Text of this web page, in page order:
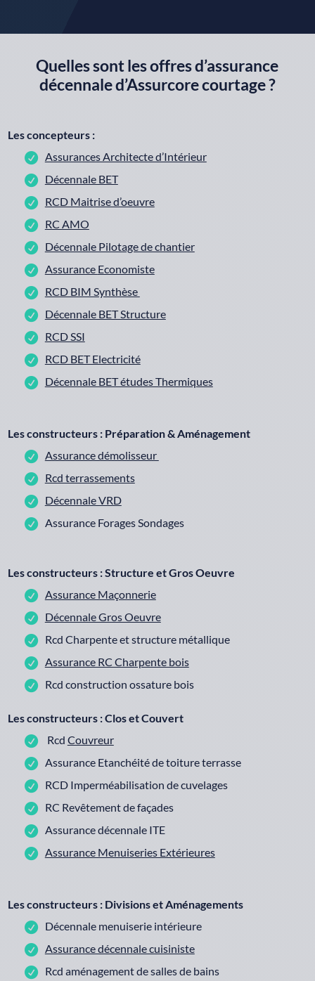
Quelles sont les offres d’assurance
décennale d’Assurcore courtage ?
Les concepteurs :
Assurances Architecte d’Intérieur
Décennale BET
RCD Maitrise d’oeuvre
RC AMO
Décennale Pilotage de chantier
Assurance Economiste
RCD BIM Synthèse
Décennale BET Structure
RCD SSI
RCD BET Electricité
Décennale BET études Thermiques
Les constructeurs : Préparation & Aménagement
Assurance démolisseur
Rcd terrassements
Décennale VRD
Assurance Forages Sondages
Les constructeurs : Structure et Gros Oeuvre
Assurance Maçonnerie
Décennale Gros Oeuvre
Rcd Charpente et structure métallique
Assurance RC Charpente bois
Rcd construction ossature bois
Les constructeurs : Clos et Couvert
Rcd Couvreur
Assurance Etanchéité de toiture terrasse
RCD Imperméabilisation de cuvelages
RC Revêtement de façades
Assurance décennale ITE
Assurance Menuiseries Extérieures
Les constructeurs : Divisions et Aménagements
Décennale menuiserie intérieure
Assurance décennale cuisiniste
Rcd aménagement de salles de bains